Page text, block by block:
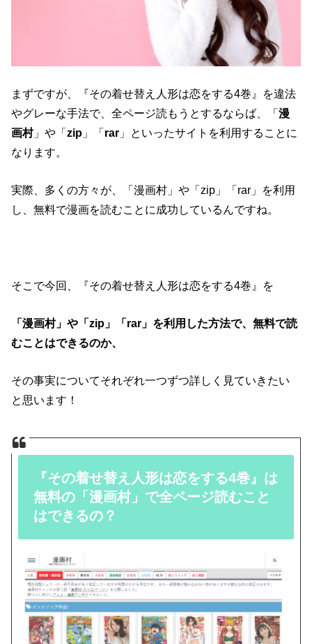
まずですが、『その着せ替え人形は恋をする4巻』を違法
やグレーな手法で、全ページ読もうとするならば、「漫
画村」や「zip 」「rar 」といったサイトを利用することに
なります。
実際、多くの方々が、「漫画村」や「zip」「rar」を利用
し、無料で漫画を読むことに成功しているんですね。
そこで今回、『その着せ替え人形は恋をする4巻』を
「漫画村」や「zip」「rar」を利用した方法で、無料で読
むことはできるのか、
その事実についてそれぞれ一つずつ詳しく見ていきたい
と思います！
『その着せ替え人形は恋をする4巻』は
無料の「漫画村」で全ページ読むこと
はできるの？